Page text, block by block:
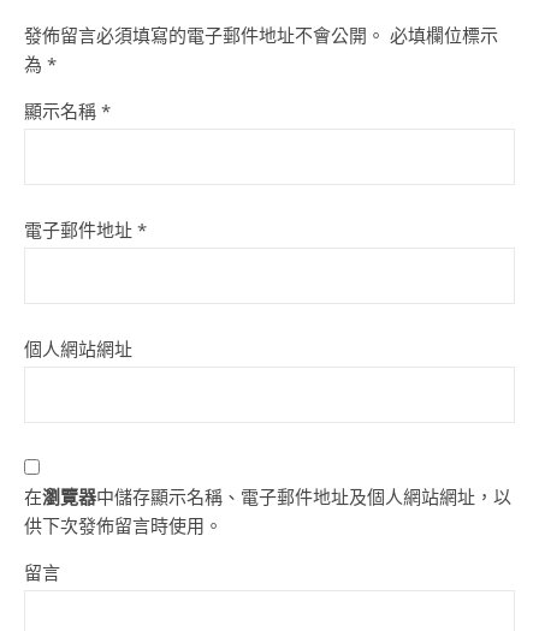
發佈留言必須填寫的電子郵件地址不會公開。 必填欄位標示
為 *
顯示名稱 *
電子郵件地址 *
個人網站網址
在瀏覽器中儲存顯示名稱、電子郵件地址及個人網站網址，以
供下次發佈留言時使用。
留言